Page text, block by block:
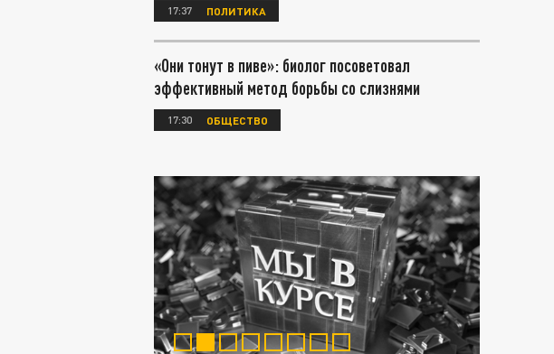
17:37 ПОЛИТИКА
«Они тонут в пиве»: биолог посоветовал
эффективный метод борьбы со слизнями
17:30 ОБЩЕСТВО